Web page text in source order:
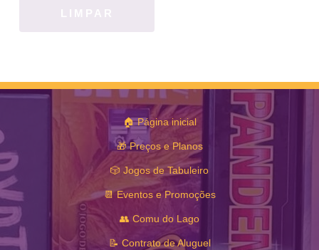
🏠 Página inicial
🎁 Preços e Planos
🎲 Jogos de Tabuleiro
📆 Eventos e Promoções
👥 Comu do Lago
📝 Contrato de Aluguel